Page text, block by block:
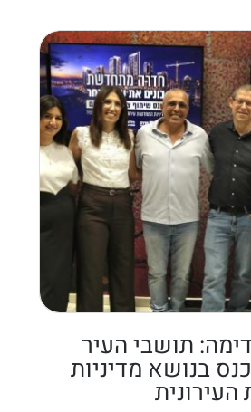
תושבי העיר
בנושא מדיניות